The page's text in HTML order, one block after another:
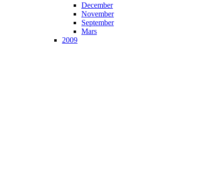
December
November
September
Mars
2009